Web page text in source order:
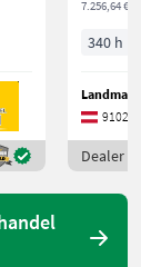
7.256,64 €
340 h
9102
Dealer